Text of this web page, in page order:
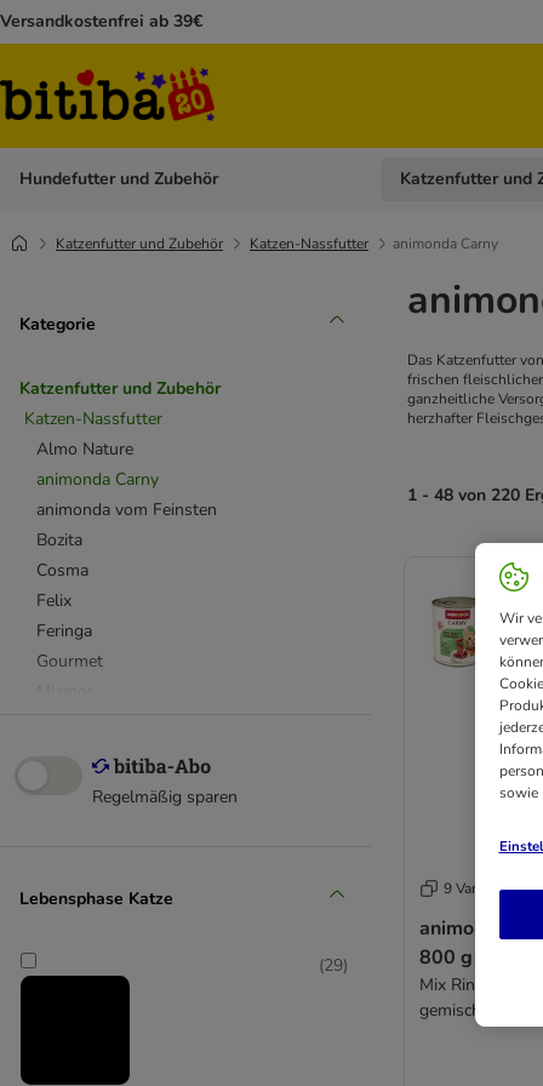
Versandkostenfrei ab 39€
Hundefutter und Zubehör Kategorie-Menü
Katzenfutter und
Katzenfutter und Zubehör Katzen-Nassfutter animonda Carny
Kategorie
Katzenfutter und Zubehör
Katzen-Nassfutter
Almo Nature
animonda Carny
animonda vom Feinsten
Bozita
Cosma
Felix
Feringa
Gourmet
Royal Canin
Royal Canin Veterinary & Expert
Regelmäßig sparen
Lebensphase Katze
(29)
Das Katzenfutter
frischen
ganzheitliche
herzhafter
1 - 48 von 220
9 Varianten
animonda
800 g
Mix Rind &
gemischt)
Wir
sowie